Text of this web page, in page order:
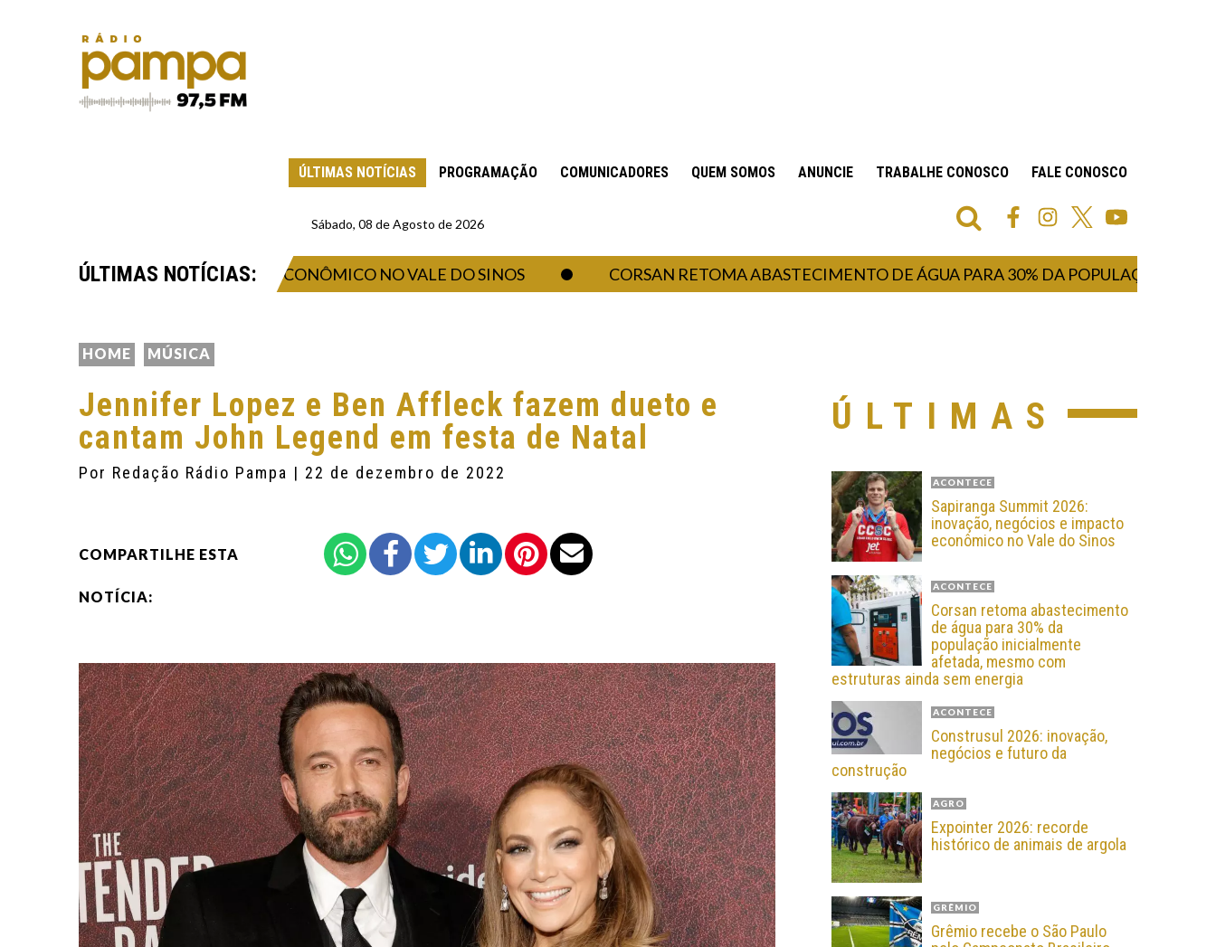
ÚLTIMAS NOTÍCIAS PROGRAMAÇÃO COMUNICADORES QUEM SOMOS ANUNCIE TRABALHE CONOSCO FALE CONOSCO
Sábado, 08 de Agosto de 2026
ÚLTIMAS NOTÍCIAS:
NEGÓCIOS E IMPACTO ECONÔMICO NO VALE DO SINOS CORSAN RETOMA ABASTECIMENTO DE ÁGUA PARA 30% DA POPULAÇÃO
HOME MÚSICA
Jennifer Lopez e Ben Affleck fazem dueto e
cantam John Legend em festa de Natal
Por Redação Rádio Pampa | 22 de dezembro de 2022
COMPARTILHE ESTA
NOTÍCIA:
ÚLTIMAS
ACONTECE
Sapiranga Summit 2026:
inovação, negócios e impacto
econômico no Vale do Sinos
ACONTECE
Corsan retoma abastecimento
de água para 30% da
população inicialmente
afetada, mesmo com
estruturas ainda sem energia
ACONTECE
Construsul 2026: inovação,
negócios e futuro da
construção
AGRO
Expointer 2026: recorde
histórico de animais de argola
GRÊMIO
Grêmio recebe o São Paulo